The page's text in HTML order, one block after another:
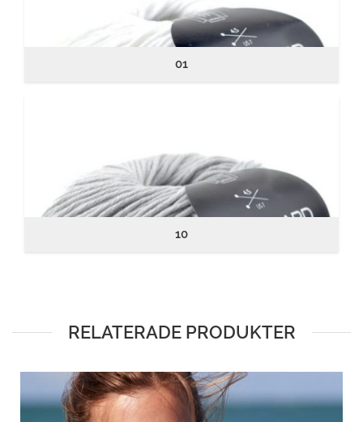
01
10
RELATERADE PRODUKTER